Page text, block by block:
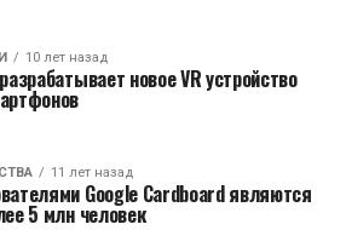
10 лет назад
новое VR устройство
11 лет назад
Google Cardboard являются
5 млн человек